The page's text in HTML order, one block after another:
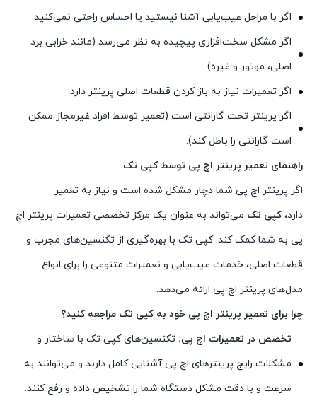
اگر با مراحل عیب‌یابی آشنا نیستید یا احساس راحتی نمی‌کنید.
اگر مشکل سخت‌افزاری پیچیده به نظر می‌رسد (مانند خرابی برد
اصلی، موتور و غیره).
اگر تعمیرات نیاز به باز کردن قطعات اصلی پرینتر دارد.
اگر پرینتر تحت گارانتی است (تعمیر توسط افراد غیرمجاز ممکن
است گارانتی را باطل کند).
راهنمای تعمیر پرینتر اچ پی توسط کپی تک
اگر پرینتر اچ پی شما دچار مشکل شده است و نیاز به تعمیر
دارد،کپی تک می‌تواند به عنوان یک مرکز تخصصی تعمیرات پرینتر اچ
پی به شما کمک کند. کپی تک با بهره‌گیری از تکنسین‌های مجرب و
قطعات اصلی، خدمات عیب‌یابی و تعمیرات متنوعی را برای انواع
مدل‌های پرینتر اچ پی ارائه می‌دهد.
چرا برای تعمیر پرینتر اچ پی خود به کپی تک مراجعه کنید؟
تخصص در تعمیرات اچ پی: تکنسین‌های کپی تک با ساختار و
مشکلات رایج پرینترهای اچ پی آشنایی کامل دارند و می‌توانند به
سرعت و با دقت مشکل دستگاه شما را تشخیص داده و رفع کنند.